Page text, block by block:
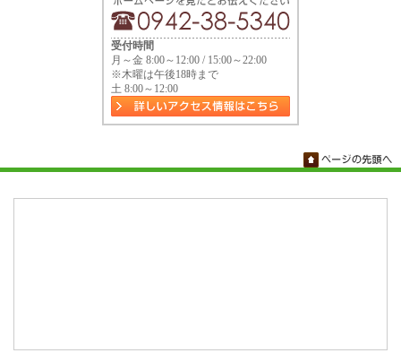
受付時間
月～金 8:00～12:00 / 15:00～22:00
※木曜は午後18時まで
土 8:00～12:00